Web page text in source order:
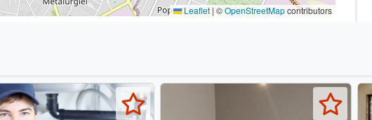
Leaflet | ©OpenStreetMapcontributors